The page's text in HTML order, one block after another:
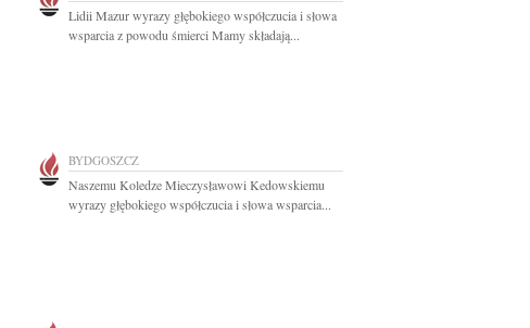
Lidii Mazur wyrazy głębokiego współczucia i słowa
wsparcia z powodu śmierci Mamy składają...
BYDGOSZCZ
Naszemu Koledze Mieczysławowi Kedowskiemu
wyrazy głębokiego współczucia i słowa wsparcia...